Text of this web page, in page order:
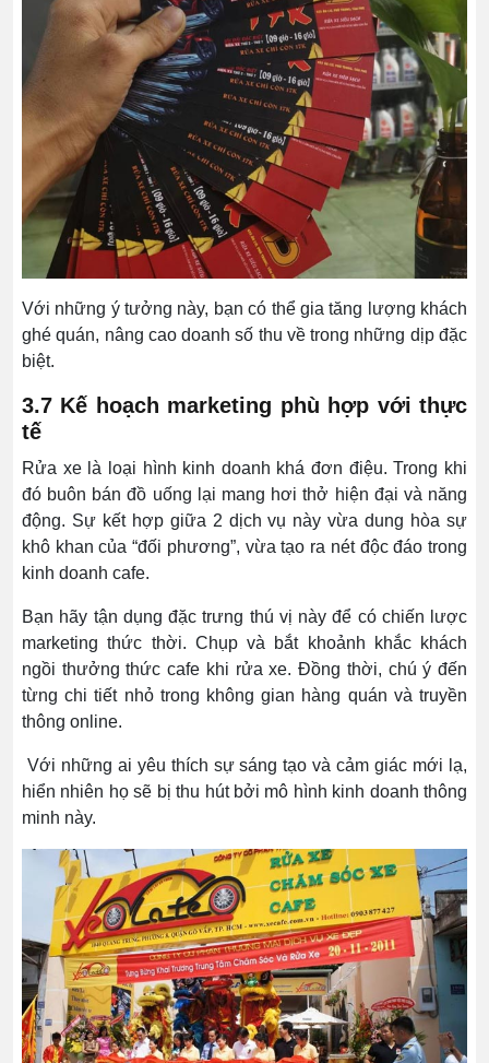
Với những ý tưởng này, bạn có thể gia tăng lượng khách
ghé quán, nâng cao doanh số thu về trong những dịp đặc
biệt.
3.7 Kế hoạch marketing phù hợp với thực
tế
Rửa xe là loại hình kinh doanh khá đơn điệu. Trong khi
đó buôn bán đồ uống lại mang hơi thở hiện đại và năng
động. Sự kết hợp giữa 2 dịch vụ này vừa dung hòa sự
khô khan của “đối phương”, vừa tạo ra nét độc đáo trong
kinh doanh cafe.
Bạn hãy tận dụng đặc trưng thú vị này để có chiến lược
marketing thức thời. Chụp và bắt khoảnh khắc khách
ngồi thưởng thức cafe khi rửa xe. Đồng thời, chú ý đến
từng chi tiết nhỏ trong không gian hàng quán và truyền
thông online.
Với những ai yêu thích sự sáng tạo và cảm giác mới lạ,
hiển nhiên họ sẽ bị thu hút bởi mô hình kinh doanh thông
minh này.